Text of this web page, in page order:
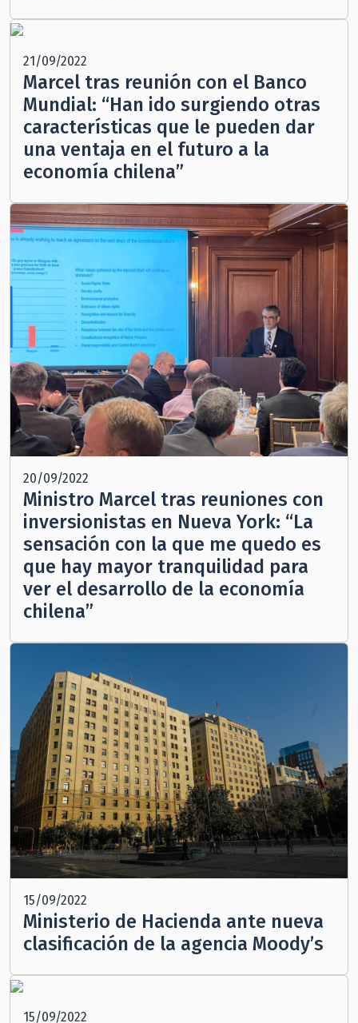
21/09/2022
Marcel tras reunión con el Banco
Mundial: “Han ido surgiendo otras
características que le pueden dar
una ventaja en el futuro a la
economía chilena”
20/09/2022
Ministro Marcel tras reuniones con
inversionistas en Nueva York: “La
sensación con la que me quedo es
que hay mayor tranquilidad para
ver el desarrollo de la economía
chilena”
15/09/2022
Ministerio de Hacienda ante nueva
clasificación de la agencia Moody’s
15/09/2022